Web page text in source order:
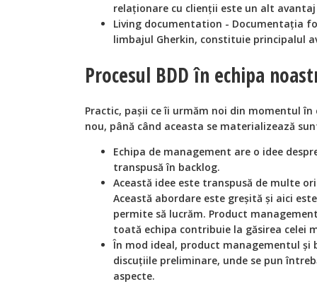
relaționare cu clienții este un alt
Living documentation - Documentația
limbajul Gherkin, constituie principalul
Procesul BDD în echipa
Practic, pașii ce îi urmăm noi din momentul
nou, până când aceasta se materializează
Echipa de management are o idee
transpusă în backlog.
Această idee este transpusă de multe
Această abordare este greșită și aici
permite să lucrăm. Product
toată echipa contribuie la găsirea celei
În mod ideal, product managementul și
discuțiile preliminare, unde se pun
aspecte.